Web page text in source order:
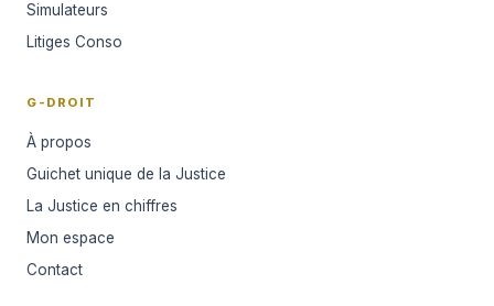
Simulateurs
Litiges Conso
G-DROIT
À propos
Guichet unique de la Justice
La Justice en chiffres
Mon espace
Contact